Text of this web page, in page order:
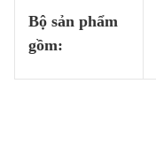
Bộ sản phẩm
gồm: